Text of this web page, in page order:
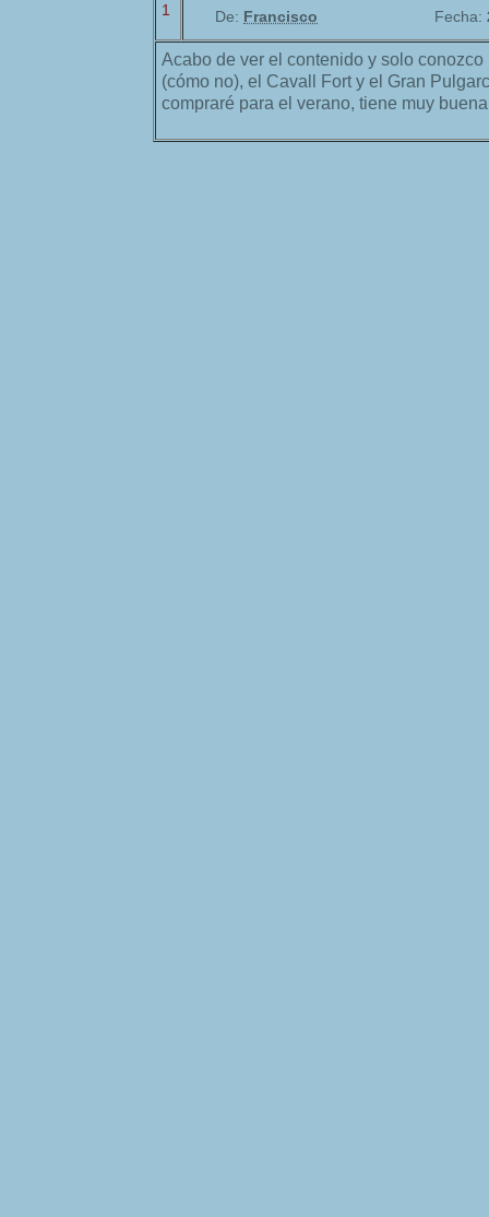
1 De: Francisco Fecha:
Acabo de ver el contenido y solo
(cómo no), el Cavall Fort y el Gran
compraré para el verano, tiene muy